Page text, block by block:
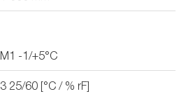
M1 -1/+5°C
3 25/60 [°C / % rF]